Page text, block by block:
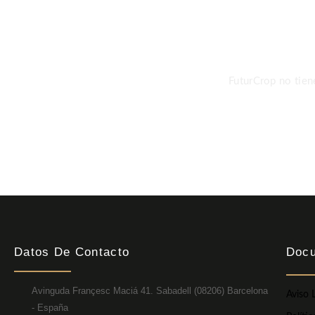
Datos De Contacto
Avinguda Françesc Maciá 41. Sabadell (08206) Barcelona
- España
Aviso